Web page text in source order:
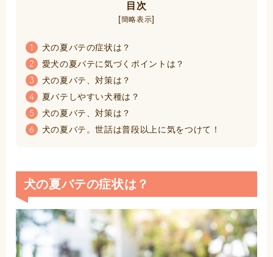
目次
[簡略表示]
1 犬の夏バテの症状は？
2 愛犬の夏バテに気づくポイントは？
3 犬の夏バテ、対策は？
4 夏バテしやすい犬種は？
5 犬の夏バテ、対策は？
6 犬の夏バテ。世話は普段以上に気をつけて！
犬の夏バテの症状は？